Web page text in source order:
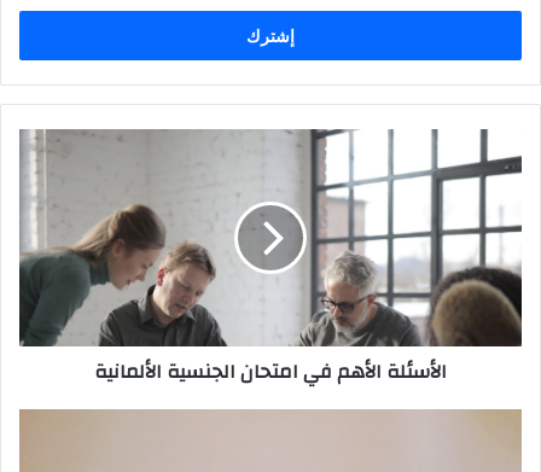
الإلكتروني
الأهم
الألمانية
الأسئلة الأهم في امتحان الجنسية الألمانية